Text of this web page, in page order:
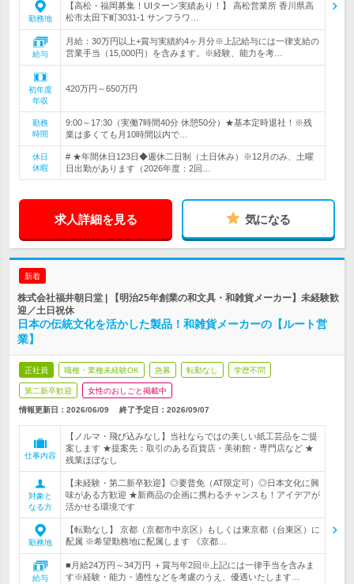
勤務地
【高松・福岡募集！UIターン実績あり！】 高松営業所 香川県高
松市太田下町3031-1 サンフラワ…
給与
月給：30万円以上+賞与実績約4ヶ月分※上記給与には一律支給の
営業手当（15,000円）を含みます。※経験、能力を考…
初年度
年収
420万円～650万円
勤務
時間
9:00～17:30（実働7時間40分 休憩50分）★基本定時退社！※残
業は多くても月10時間以内で…
休日
休暇
# ★年間休日123日◆週休二日制（土日休み）※12月のみ、土曜
日出勤があります（2026年度：2回…
求人詳細を見る 気になる
新着
株式会社福井朝日堂 | 【明治25年創業の和文具・和雑貨メーカー】未経験歓
迎／土日祝休
日本の伝統文化を活かした製品！和雑貨メーカーの【ルート営
業】
正社員 職種・業種未経験OK 急募 転勤なし 学歴不問
第二新卒歓迎 女性のおしごと掲載中
情報更新日：2026/06/09 終了予定日： 2026/09/07
仕事内容
【ノルマ・飛び込みなし】当社ならではの美しい紙工芸品をご提
案します ★提案先：取引のある百貨店・美術館・専門店など ★
残業ほぼなし
対象と
なる方
【未経験・第二新卒歓迎】◎要普免（AT限定可）◎日本文化に興
味がある方歓迎 ★新商品の企画に携わるチャンスも！アイデアが
活かせる環境です
勤務地
【転勤なし】 京都（京都市中京区）もしくは東京都（台東区）に
配属 ※希望勤務地に配属します 《京都…
給与
■月給24万円～34万円 ＋賞与年2回※上記には一律手当を含みま
す※経験・能力・適性などを考慮のうえ、優遇いたします…